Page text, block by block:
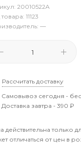
20010522A
11123
—
Рассчитать доставку
Самовывоз сегодня -
Доставка завтра - 390 ₽
действительна только
отличаться от цен в